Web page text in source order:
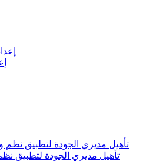
تأهيل مديري الجودة لتطبيق